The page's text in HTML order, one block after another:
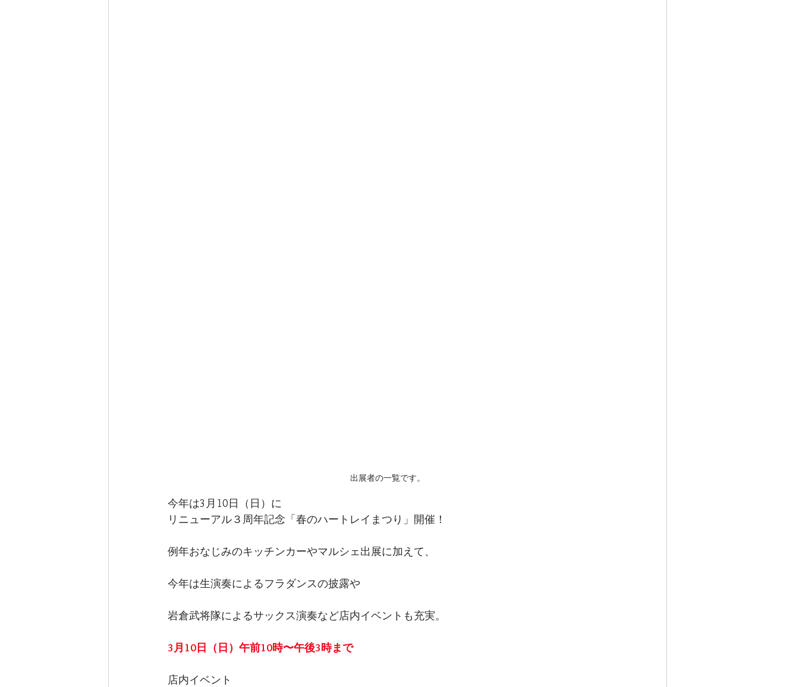
出展者の一覧です。
今年は3月10日（日）に
リニューアル３周年記念「春のハートレイまつり」開催！
例年おなじみのキッチンカーやマルシェ出展に加えて、
今年は生演奏によるフラダンスの披露や
岩倉武将隊によるサックス演奏など店内イベントも充実。
3月10日（日）午前10時〜午後3時まで
店内イベント